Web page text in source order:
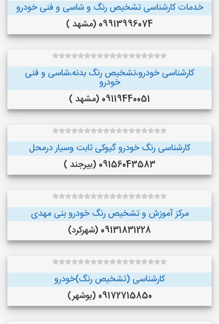
خدمات کارشناسی تشخیص رنگ و شاسی و فنی خودرو
09913996074 (مشهد )
کارشناسی خودرو،تشخیص رنگ بدنه،شاسی و فنی
خودرو
09119440051 (مشهد )
کارشناسی رنگ خودرو گیوکی ثابت وسیار درمحل
09156043583 (بیرجند )
مرکز آموزش و تشخیص رنگ خودرو بنی مهدی
09131831228 (شهرکرد)
کارشناسی (تشخیص رنگ)خودرو
09172715850 (بوشهر)